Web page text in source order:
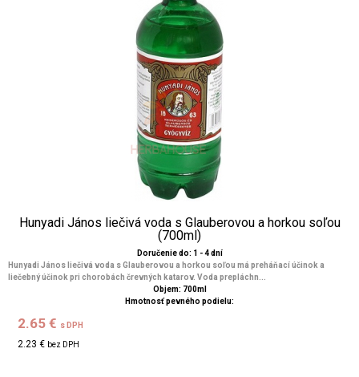
Hunyadi János liečivá voda s Glauberovou a horkou soľou
(700ml)
Doručenie do: 1 - 4 dní
Hunyadi János liečivá voda s Glauberovou a horkou soľou má preháňací účinok a
liečebný účinok pri chorobách črevných katarov. Voda prepláchn...
Objem: 700ml
Hmotnosť pevného podielu:
2.65 € s DPH
2.23 € bez DPH